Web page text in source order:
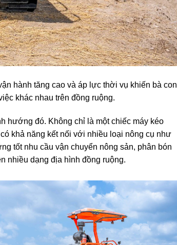
hành tăng cao và áp lực thời vụ khiến bà con
khác nhau trên đồng ruộng.
hướng đó. Không chỉ là một chiếc máy kéo
khả năng kết nối với nhiều loại nông cụ như
tốt nhu cầu vận chuyển nông sản, phân bón
nhiều dạng địa hình đồng ruộng.